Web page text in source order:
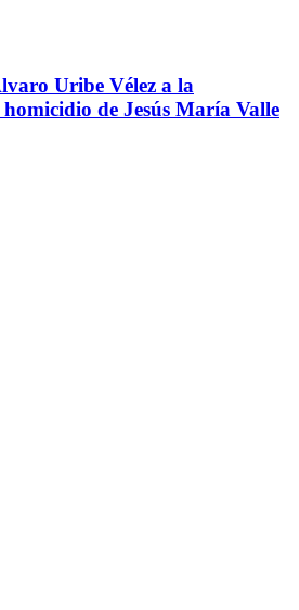
Uribe Vélez a la
de Jesús María Valle